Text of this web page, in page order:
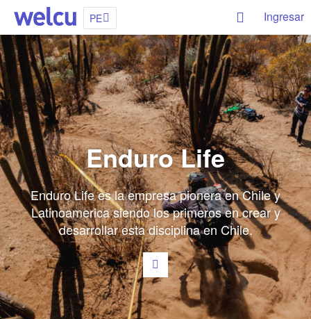
PE Ingresar
Enduro Life
Enduro Life es la empresa pionera en Chile y
Latinoamerica siendo los primeros en crear y
desarrollar esta disciplina en Chile.